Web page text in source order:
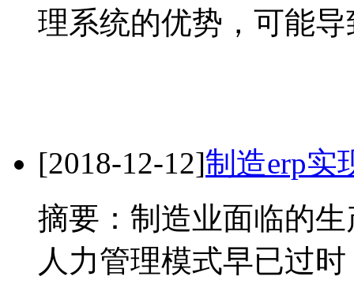
理系统的优势，可能
[2018-12-12]制造erp实
摘要：制造业面临的
人力管理模式早已过